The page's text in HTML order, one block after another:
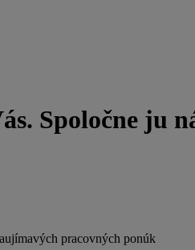
Spoločne ju
pracovných ponúk